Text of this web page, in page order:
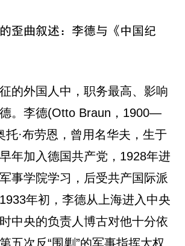
歪曲叙述：李德与《中国纪
的外国人中，职务最高、影响
。李德(Otto Braun，1900—
托·布劳恩，曾用名华夫，生于
年加入德国共产党，1928年进
事学院学习，后受共产国际派
年初，李德从上海进入中央
中央的负责人博古对他十分依
五次反“围剿”的军事指挥大权